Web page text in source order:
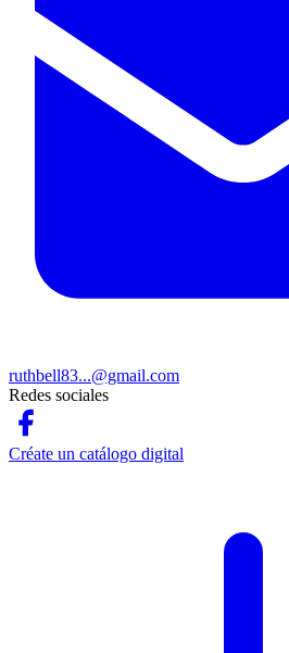
ruthbell83...@gmail.com
Redes sociales
Créate un catálogo digital